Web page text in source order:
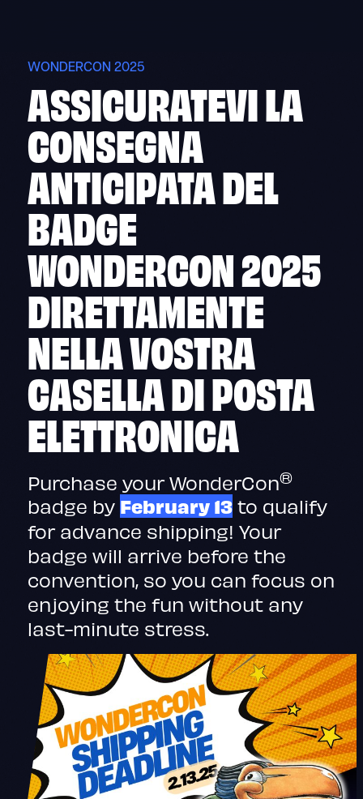
WONDERCON 2025
ASSICURATEVI LA
CONSEGNA
ANTICIPATA DEL
BADGE
WONDERCON 2025
DIRETTAMENTE
NELLA VOSTRA
CASELLA DI POSTA
ELETTRONICA
Purchase your WonderCon®
badge by February 13to qualify
for advance shipping! Your
badge will arrive before the
convention, so you can focus on
enjoying the fun without any
last-minute stress.